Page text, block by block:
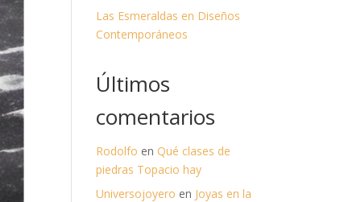
Las Esmeraldas en Diseños
Contemporáneos
Últimos
comentarios
Rodolfo enQué clases de
piedras Topacio hay
Universojoyero en Joyas en la